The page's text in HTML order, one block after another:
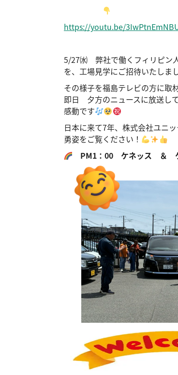
https://youtu.be/
5/27㈬ 弊社で働くフィリピン
を、工場見学にご招待いたしま
その様子を福島テレビの方に取
即日 夕方のニュースに放送し
感動です
日本に来て7年、株式会社ユニ
勇姿をご覧ください！
PM1：00 ケネッス ＆